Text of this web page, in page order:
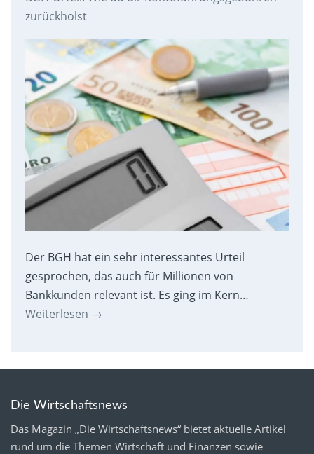
zurückholst
Der BGH hat ein sehr interessantes Urteil
gesprochen, das auch für Millionen von
Bankkunden relevant ist. Es ging im Kern…
Weiterlesen →
Die Wirtschaftsnews
Das Magazin „Die Wirtschaftsnews“ bietet aktuelle Artikel
rund um die Themen Wirtschaft und Finanzen sowie